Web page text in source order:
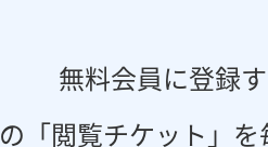
無料会員に登録
「閲覧チケット」